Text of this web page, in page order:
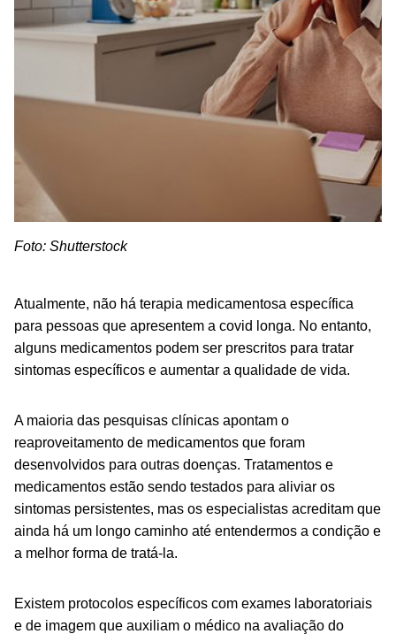
Foto: Shutterstock
Atualmente, não há terapia medicamentosa específica
para pessoas que apresentem a covid longa. No entanto,
alguns medicamentos podem ser prescritos para tratar
sintomas específicos e aumentar a qualidade de vida.
A maioria das pesquisas clínicas apontam o
reaproveitamento de medicamentos que foram
desenvolvidos para outras doenças. Tratamentos e
medicamentos estão sendo testados para aliviar os
sintomas persistentes, mas os especialistas acreditam que
ainda há um longo caminho até entendermos a condição e
a melhor forma de tratá-la.
Existem protocolos específicos com exames laboratoriais
e de imagem que auxiliam o médico na avaliação do